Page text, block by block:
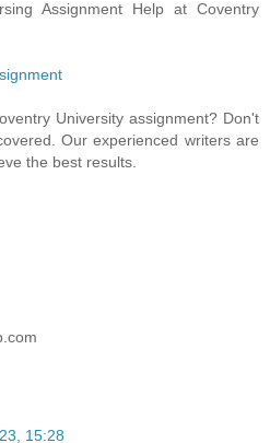
Assignment Help at Coventry
University assignment? Don't
Our experienced writers are
the best results.
15:28